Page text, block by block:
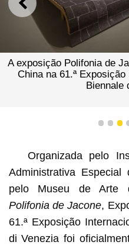
ANTERIOR
A exposição Polifonia de
China na 61.ª
Biennale
1 2 3
Organizada pelo
Administrativa
pelo Museu de Arte
Polifonia de Jacone,
61.ª Exposição
di Venezia foi